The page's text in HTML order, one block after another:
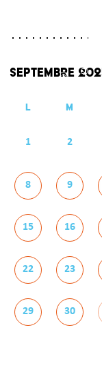
L M
1 2
8 9
15 16
22 23
29 30